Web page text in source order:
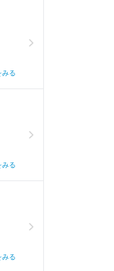
社
教えて下さい。
みる
みる
みる